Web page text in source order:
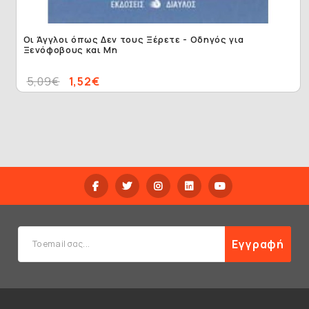
Οι Άγγλοι όπως Δεν τους Ξέρετε - Οδηγός για
Ξενόφοβους και Μη
1,52€
5,09€
Εγγραφή